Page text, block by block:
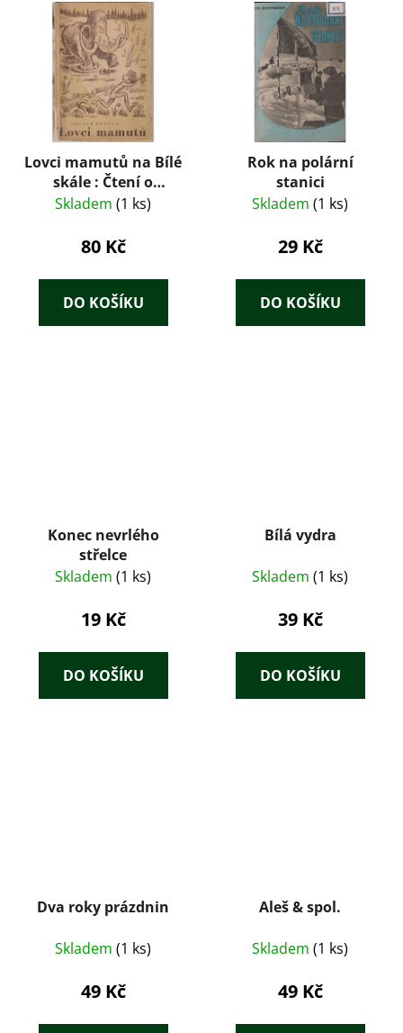
Lovci mamutů na Bílé
skále : Čtení o
praobyvatelích země
Skladem (1 ks)
80 Kč
DO KOŠÍKU
Rok na polární
stanici
Skladem (1 ks)
29 Kč
DO KOŠÍKU
Konec nevrlého
střelce
Skladem (1 ks)
19 Kč
DO KOŠÍKU
Bílá vydra
Skladem (1 ks)
39 Kč
DO KOŠÍKU
Dva roky prázdnin
Skladem (1 ks)
49 Kč
Aleš & spol.
Skladem (1 ks)
49 Kč